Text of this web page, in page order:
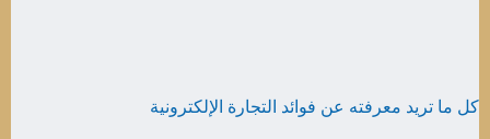
كل ما تريد معرفته عن فوائد التجارة الإلكترونية